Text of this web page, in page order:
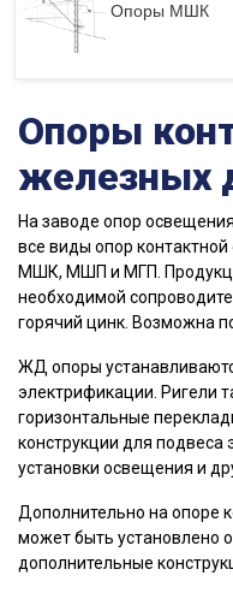
Опоры МШК
Опоры
железных
На заводе опор
все виды опор
МШК, МШП и МГП.
необходимой
горячий цинк. Возможна
ЖД опоры
электрификации. Ригели
горизонтальные
конструкции для подвеса
установки освещения и
Дополнительно на опоре
может быть установлено
дополнительные